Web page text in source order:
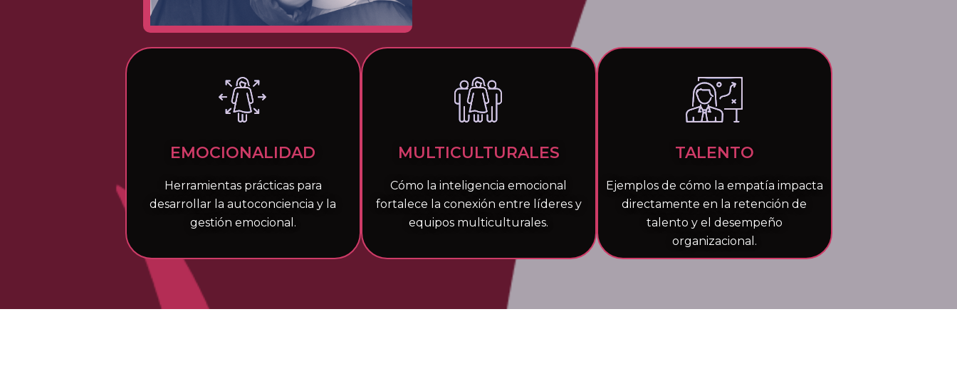
EMOCIONALIDAD
Herramientas prácticas para
desarrollar la autoconciencia y la
gestión emocional.
MULTICULTURALES
Cómo la inteligencia emocional
fortalece la conexión entre líderes y
equipos multiculturales.
TALENTO
Ejemplos de cómo la empatía impacta
directamente en la retención de
talento y el desempeño
organizacional.